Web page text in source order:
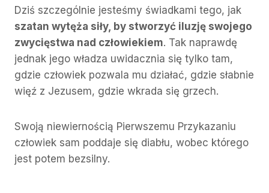
Dziś szczególnie jesteśmy świadkami tego, jak
szatan wytęża siły, by stworzyć iluzję swojego
zwycięstwa nad człowiekiem. Tak naprawdę
jednak jego władza uwidacznia się tylko tam,
gdzie człowiek pozwala mu działać, gdzie słabnie
więź z Jezusem, gdzie wkrada się grzech.
Swoją niewiernością Pierwszemu Przykazaniu
człowiek sam poddaje się diabłu, wobec którego
jest potem bezsilny.